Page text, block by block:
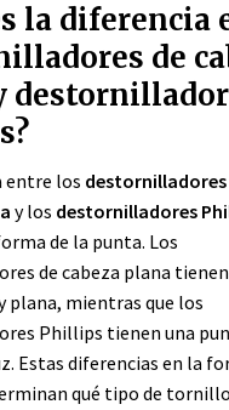
la diferencia
de
entre los destornilladores
y los destornilladores
de la punta. Los
de cabeza plana
plana, mientras que los
Phillips tienen una
Estas diferencias en la
qué tipo de